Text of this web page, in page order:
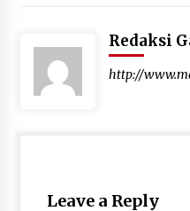
Redaksi
http://
Leave a Reply